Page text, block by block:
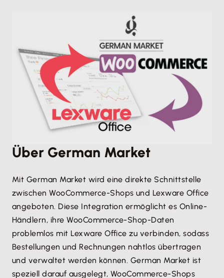
Über German Market
Mit German Market wird eine direkte Schnittstelle
zwischen WooCommerce-Shops und Lexware Office
angeboten. Diese Integration ermöglicht es Online-
Händlern, ihre WooCommerce-Shop-Daten
problemlos mit Lexware Office zu verbinden, sodass
Bestellungen und Rechnungen nahtlos übertragen
und verwaltet werden können. German Market ist
speziell darauf ausgelegt, WooCommerce-Shops